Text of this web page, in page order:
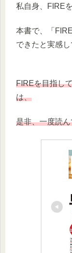
私自身、FIRE
本書で、「
できたと実感し
FIREを目指し
は、
是非、一度読